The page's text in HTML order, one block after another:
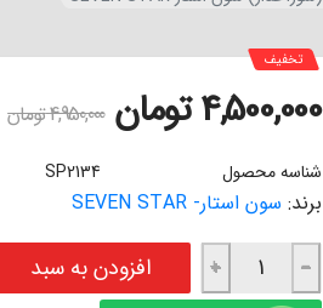
تخفیف
4,500,000تومان 4,950,000تومان
شناسه محصول SP2134
برند: سون استار- SEVEN STAR
لنت ترمز جلو ام وی ام X22 - X22 PRO (سوراخدار) سون استار SEVEN STAR عدد
−
+ افزودن به سبد